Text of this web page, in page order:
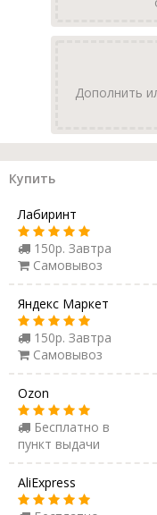
Дополнить
Купить
Лабиринт
150р. Завтра
Самовывоз
Яндекс Маркет
150р. Завтра
Самовывоз
Ozon
Бесплатно в
пункт выдачи
AliExpress